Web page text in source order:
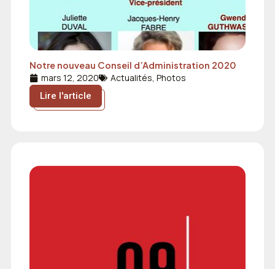
Notre nouveau Conseil d’Administration 2020
mars 12, 2020 Actualités,Photos
Lire l'article